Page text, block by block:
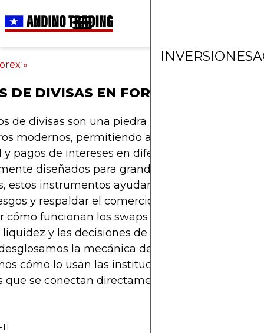
INVERSIONES
»
DE DIVISAS EN FOREX
de divisas son una piedra angular de los
modernos, permitiendo a dos partes
pagos de intereses en diferentes monedas.
diseñados para grandes instituciones y
estos instrumentos ayudan a gestionar
y respaldar el comercio global. Para los
cómo funcionan los swaps ofrece una visión
y las decisiones de política monetaria.
la mecánica de un swap de divisas,
cómo lo usan las instituciones y mostramos
que se conectan directamente con el trading en